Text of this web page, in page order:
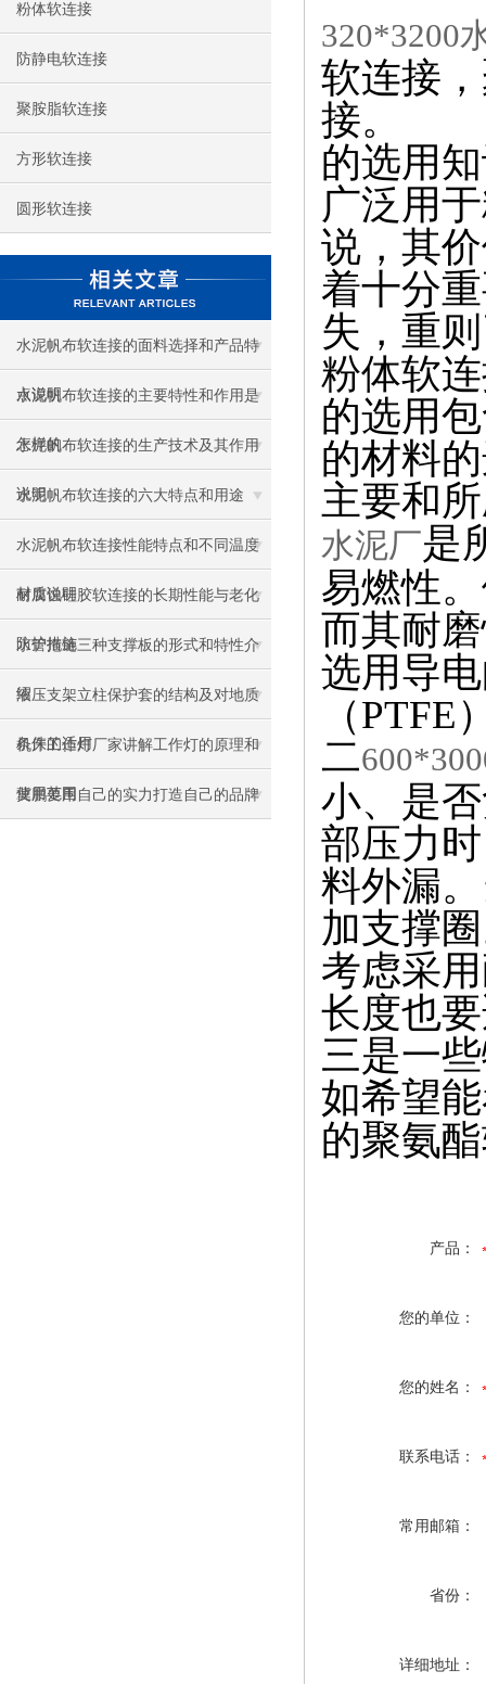
粉体软连接
防静电软连接
聚胺脂软连接
方形软连接
圆形软连接
水泥帆布软连接的面料选择和产品特
点说明
水泥帆布软连接的主要特性和作用是
怎样的
水泥帆布软连接的生产技术及其作用
说明
水泥帆布软连接的六大特点和用途
水泥帆布软连接性能特点和不同温度
材质说明
耐腐蚀硅胶软连接的长期性能与老化
防护措施
水管拖链三种支撑板的形式和特性介
绍
液压支架立柱保护套的结构及对地质
条件的适用
机床工作灯厂家讲解工作灯的原理和
使用范围
冀鹏要用自己的实力打造自己的品牌
320*3200
软连接
接。
的选用
广泛用
说，其
着十分
失，重
粉体软
的选用
的材料
主要和
水泥厂是
易燃性
而其耐
选用导
（PTFE
二
小、是
部压力
料外漏
加支撑
考虑采
长度也
三是一
如希望
的聚氨
产品：
您的单位：
您的姓名：
联系电话：
常用邮箱：
省份：
详细地址：